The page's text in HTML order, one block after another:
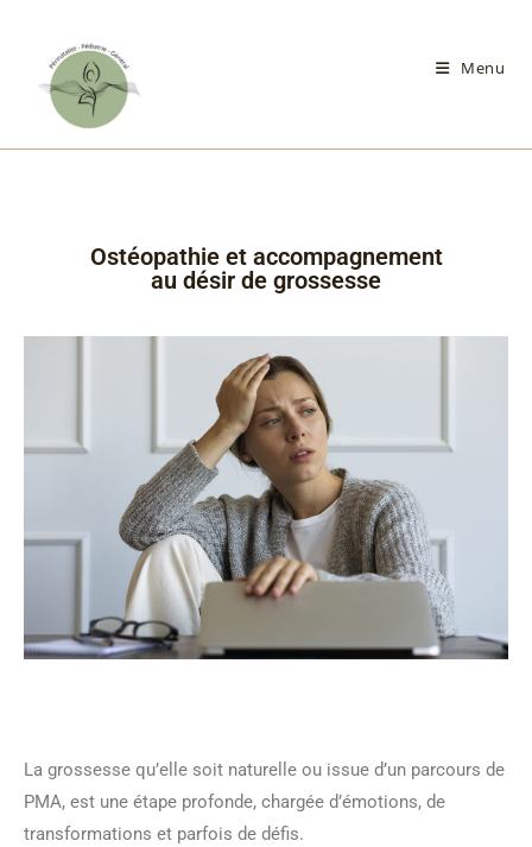
Menu
Ostéopathie et accompagnement
au désir de grossesse
La grossesse qu’elle soit naturelle ou issue d’un parcours de
PMA, est une étape profonde, chargée d’émotions, de
transformations et parfois de défis.